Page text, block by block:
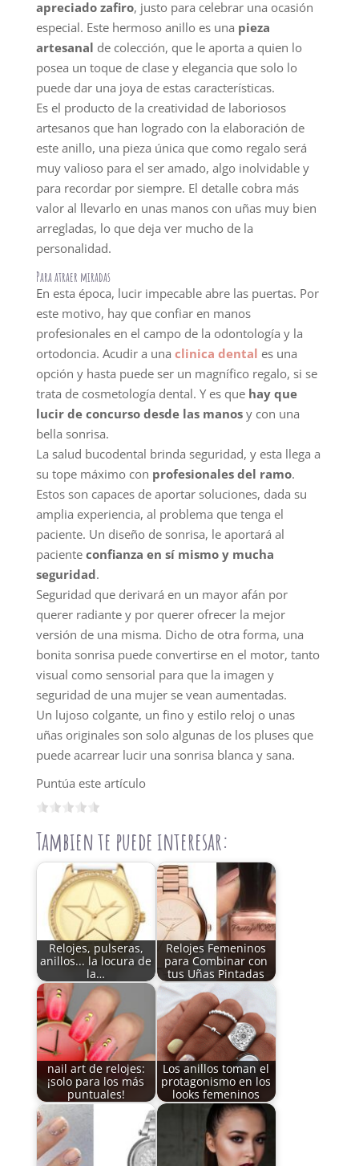
apreciado zafiro, justo para celebrar una ocasión
especial. Este hermoso anillo es una pieza
artesanal de colección, que le aporta a quien lo
posea un toque de clase y elegancia que solo lo
puede dar una joya de estas características.
Es el producto de la creatividad de laboriosos
artesanos que han logrado con la elaboración de
este anillo, una pieza única que como regalo será
muy valioso para el ser amado, algo inolvidable y
para recordar por siempre. El detalle cobra más
valor al llevarlo en unas manos con uñas muy bien
arregladas, lo que deja ver mucho de la
personalidad.
Para atraer miradas
En esta época, lucir impecable abre las puertas. Por
este motivo, hay que confiar en manos
profesionales en el campo de la odontología y la
ortodoncia. Acudir a una clinica dental es una
opción y hasta puede ser un magnífico regalo, si se
trata de cosmetología dental. Y es que hay que
lucir de concurso desde las manosy con una
bella sonrisa.
La salud bucodental brinda seguridad, y esta llega a
su tope máximo con profesionales del ramo.
Estos son capaces de aportar soluciones, dada su
amplia experiencia, al problema que tenga el
paciente. Un diseño de sonrisa, le aportará al
paciente confianza en sí mismo y mucha
seguridad.
Seguridad que derivará en un mayor afán por
querer radiante y por querer ofrecer la mejor
versión de una misma. Dicho de otra forma, una
bonita sonrisa puede convertirse en el motor, tanto
visual como sensorial para que la imagen y
seguridad de una mujer se vean aumentadas.
Un lujoso colgante, un fino y estilo reloj o unas
uñas originales son solo algunas de los pluses que
puede acarrear lucir una sonrisa blanca y sana.
Puntúa este artículo
Tambien te puede interesar:
Relojes, pulseras,
anillos... la locura de
la…
Relojes Femeninos
para Combinar con
tus Uñas Pintadas
nail art de relojes:
¡solo para los más
puntuales!
Los anillos toman el
protagonismo en los
looks femeninos